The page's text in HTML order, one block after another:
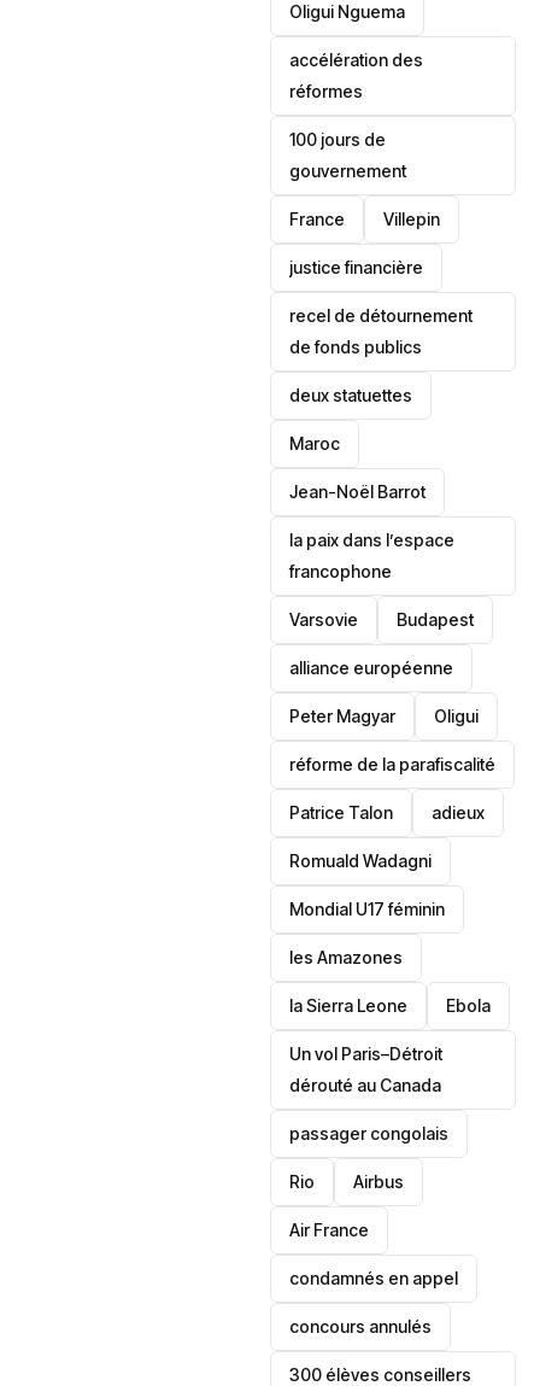
Oligui Nguema
accélération des
réformes
100 jours de
gouvernement
France Villepin
justice financière
recel de détournement
de fonds publics
deux statuettes
Maroc
Jean-Noël Barrot
la paix dans l’espace
francophone
‎Varsovie Budapest
alliance européenne
Peter Magyar Oligui
réforme de la parafiscalité
Patrice Talon adieux
Romuald Wadagni
Mondial U17 féminin
les Amazones
la Sierra Leone ‎Ebola
Un vol Paris–Détroit
dérouté au Canada
passager congolais
Rio Airbus
Air France
condamnés en appel
concours annulés
300 élèves conseillers